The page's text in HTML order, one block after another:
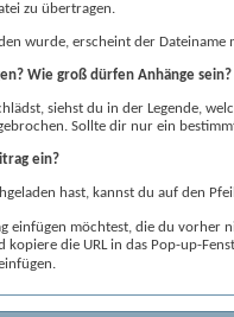
zu übertragen.
wurde, erscheint der
Wie groß dürfen Anhänge sein?
siehst du in der Legende,
Sollte dir nur ein
ein?
hast, kannst du auf den
einfügen möchtest, die du vorher
kopiere die URL in das Pop-up-